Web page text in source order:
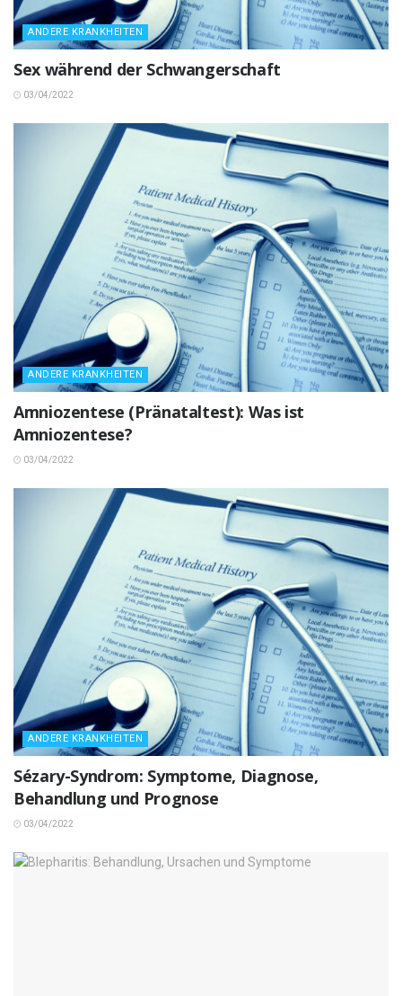
ANDERE KRANKHEITEN
Sex während der Schwangerschaft
03/04/2022
ANDERE KRANKHEITEN
Amniozentese (Pränataltest): Was ist
Amniozentese?
03/04/2022
ANDERE KRANKHEITEN
Sézary-Syndrom: Symptome, Diagnose,
Behandlung und Prognose
03/04/2022